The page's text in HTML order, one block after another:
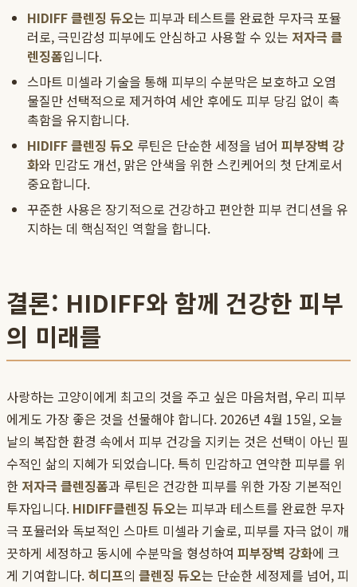
HIDIFF 클렌징 듀오는 피부과 테스트를 완료한 무자극 포뮬
러로, 극민감성 피부에도 안심하고 사용할 수 있는 저자극 클
렌징폼입니다.
스마트 미셀라 기술을 통해 피부의 수분막은 보호하고 오염
물질만 선택적으로 제거하여 세안 후에도 피부 당김 없이 촉
촉함을 유지합니다.
HIDIFF 클렌징 듀오 루틴은 단순한 세정을 넘어 피부장벽 강
화와 민감도 개선, 맑은 안색을 위한 스킨케어의 첫 단계로서
중요합니다.
꾸준한 사용은 장기적으로 건강하고 편안한 피부 컨디션을 유
지하는 데 핵심적인 역할을 합니다.
결론: HIDIFF와 함께 건강한 피부
의 미래를
사랑하는 고양이에게 최고의 것을 주고 싶은 마음처럼, 우리 피부
에게도 가장 좋은 것을 선물해야 합니다. 2026년 4월 15일, 오늘
날의 복잡한 환경 속에서 피부 건강을 지키는 것은 선택이 아닌 필
수적인 삶의 지혜가 되었습니다. 특히 민감하고 연약한 피부를 위
한 저자극 클렌징폼과 루틴은 건강한 피부를 위한 가장 기본적인
투자입니다. HIDIFF클렌징 듀오는 피부과 테스트를 완료한 무자
극 포뮬러와 독보적인 스마트 미셀라 기술로, 피부를 자극 없이 깨
끗하게 세정하고 동시에 수분막을 형성하여 피부장벽 강화에 크
게 기여합니다. 히디프의 클렌징 듀오는 단순한 세정제를 넘어, 피